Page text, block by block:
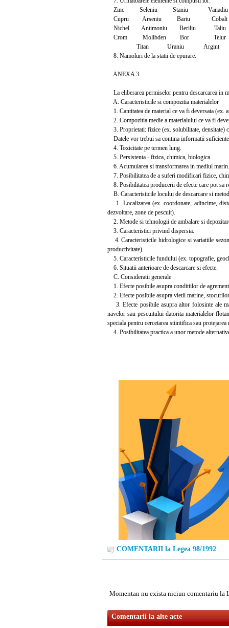
Zinc Seleniu Staniu Vanadiu
Cupru Arseniu Bariu Cobalt
Nichel Antimoniu Beriliu Taliu
Crom Molibden Bor Telur
Titan Uraniu Argint
8. Namoluri de la statii de epurare.
ANEXA 3
La eliberarea permiselor pentru descarcarea in
A. Caracteristicile si compozitia materialelor
1. Cantitatea de material ce va fi deversata (ex.
2. Compozitia medie a materialului ce va fi
3. Proprietati: fizice (ex. solubilitate, densitate)
Datele vor trebui sa contina informatii
4. Toxicitate pe termen lung.
5. Persistenta - fizica, chimica, biologica.
6. Acumularea si transformarea in mediul marin.
7. Posibilitatea de a suferi modificari fizice,
8. Posibilitatea producerii de efecte care pot sa
B. Caracteristicile locului de descarcare si
1. Localizarea (ex. coordonate, adincime,
dezvoltare, zone de pescuit).
2. Metode si tehnologii de ambalare si
3. Caracteristici privind dispersia.
4. Caracteristicile hidrologice si variatiile
productivitate).
5. Caracteristicile fundului (ex. topografie,
6. Situatii anterioare de descarcare si efecte.
C. Consideratii generale
1. Efecte posibile asupra conditiilor de
2. Efecte posibile asupra vietii marine,
3. Efecte posibile asupra altor folosinte ale
navelor sau pescuitului datorita materialelor
speciala pentru cercetarea stiintifica sau
4. Posibilitatea practica a unor metode
COMENTARII la Legea 98/1992
Momentan nu exista niciun comentariu la
Comentarii la alte acte